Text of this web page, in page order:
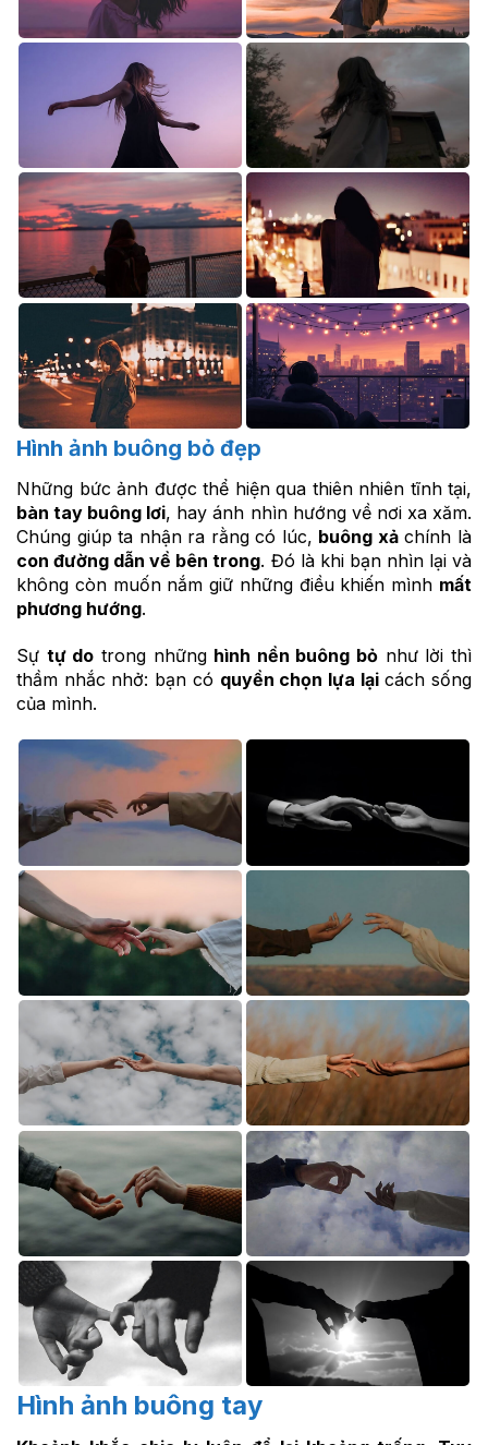
Hình ảnh buông bỏ đẹp
Những bức ảnh được thể hiện qua thiên nhiên tĩnh tại,
bàn tay buông lơi, hay ánh nhìn hướng về nơi xa xăm.
Chúng giúp ta nhận ra rằng có lúc, buông xảchính là
con đường dẫn về bên trong. Đó là khi bạn nhìn lại và
không còn muốn nắm giữ những điều khiến mình mất
phương hướng.
Sự tự do trong những hình nền buông bỏ như lời thì
thầm nhắc nhở: bạn có quyền chọn lựa lạicách sống
của mình.
Hình ảnh buông tay